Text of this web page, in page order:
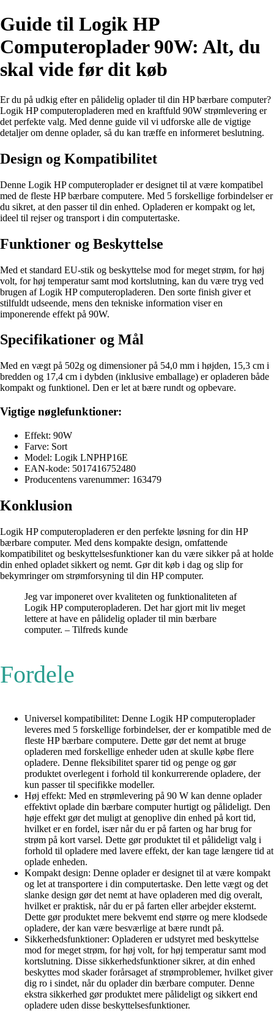
Guide til Logik HP
Computeroplader 90W: Alt, du
skal vide før dit køb
Er du på udkig efter en pålidelig oplader til din HP bærbare computer?
Logik HP computeropladeren med en kraftfuld 90W strømlevering er
det perfekte valg. Med denne guide vil vi udforske alle de vigtige
detaljer om denne oplader, så du kan træffe en informeret beslutning.
Design og Kompatibilitet
Denne Logik HP computeroplader er designet til at være kompatibel
med de fleste HP bærbare computere. Med 5 forskellige forbindelser er
du sikret, at den passer til din enhed. Opladeren er kompakt og let,
ideel til rejser og transport i din computertaske.
Funktioner og Beskyttelse
Med et standard EU-stik og beskyttelse mod for meget strøm, for høj
volt, for høj temperatur samt mod kortslutning, kan du være tryg ved
brugen af Logik HP computeropladeren. Den sorte finish giver et
stilfuldt udseende, mens den tekniske information viser en
imponerende effekt på 90W.
Specifikationer og Mål
Med en vægt på 502g og dimensioner på 54,0 mm i højden, 15,3 cm i
bredden og 17,4 cm i dybden (inklusive emballage) er opladeren både
kompakt og funktionel. Den er let at bære rundt og opbevare.
Vigtige nøglefunktioner:
Effekt: 90W
Farve: Sort
Model: Logik LNPHP16E
EAN-kode: 5017416752480
Producentens varenummer: 163479
Konklusion
Logik HP computeropladeren er den perfekte løsning for din HP
bærbare computer. Med dens kompakte design, omfattende
kompatibilitet og beskyttelsesfunktioner kan du være sikker på at holde
din enhed opladet sikkert og nemt. Gør dit køb i dag og slip for
bekymringer om strømforsyning til din HP computer.
Jeg var imponeret over kvaliteten og funktionaliteten af
Logik HP computeropladeren. Det har gjort mit liv meget
lettere at have en pålidelig oplader til min bærbare
computer. – Tilfreds kunde
Fordele
Universel kompatibilitet: Denne Logik HP computeroplader
leveres med 5 forskellige forbindelser, der er kompatible med de
fleste HP bærbare computere. Dette gør det nemt at bruge
opladeren med forskellige enheder uden at skulle købe flere
opladere. Denne fleksibilitet sparer tid og penge og gør
produktet overlegent i forhold til konkurrerende opladere, der
kun passer til specifikke modeller.
Høj effekt: Med en strømlevering på 90 W kan denne oplader
effektivt oplade din bærbare computer hurtigt og pålideligt. Den
høje effekt gør det muligt at genoplive din enhed på kort tid,
hvilket er en fordel, især når du er på farten og har brug for
strøm på kort varsel. Dette gør produktet til et pålideligt valg i
forhold til opladere med lavere effekt, der kan tage længere tid at
oplade enheden.
Kompakt design: Denne oplader er designet til at være kompakt
og let at transportere i din computertaske. Den lette vægt og det
slanke design gør det nemt at have opladeren med dig overalt,
hvilket er praktisk, når du er på farten eller arbejder eksternt.
Dette gør produktet mere bekvemt end større og mere klodsede
opladere, der kan være besværlige at bære rundt på.
Sikkerhedsfunktioner: Opladeren er udstyret med beskyttelse
mod for meget strøm, for høj volt, for høj temperatur samt mod
kortslutning. Disse sikkerhedsfunktioner sikrer, at din enhed
beskyttes mod skader forårsaget af strømproblemer, hvilket giver
dig ro i sindet, når du oplader din bærbare computer. Denne
ekstra sikkerhed gør produktet mere pålideligt og sikkert end
opladere uden disse beskyttelsesfunktioner.